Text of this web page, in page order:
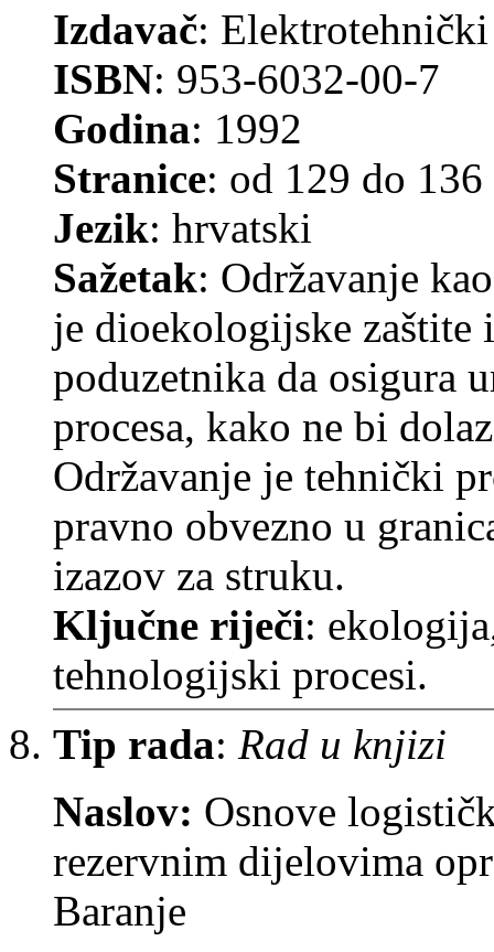
Izdavač:
ISBN: 953-6032-00-7
Godina: 1992
Stranice: od 129 do 136
Jezik: hrvatski
Sažetak: Održavanje
je dioekologijske zaštite
poduzetnika da osigura
procesa, kako ne bi
Održavanje je tehnički
pravno obvezno u
izazov za struku.
Ključne riječi:
tehnologijski procesi.
Tip rada: Rad u knjizi
Naslov: Osnove
rezervnim dijelovima
Baranje